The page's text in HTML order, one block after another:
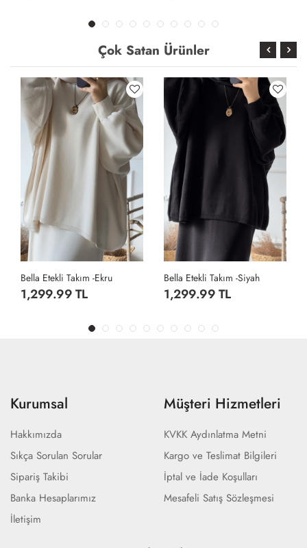
Çok Satan Ürünler
Bella Etekli Takım -Ekru
1,299.99 TL
Bella Etekli Takım -Siyah
1,299.99 TL
Kurumsal
Hakkımızda
Sıkça Sorulan Sorular
Sipariş Takibi
Banka Hesaplarımız
İletişim
Müşteri Hizmetleri
KVKK Aydınlatma Metni
Kargo ve Teslimat Bilgileri
İptal ve İade Koşulları
Mesafeli Satış Sözleşmesi